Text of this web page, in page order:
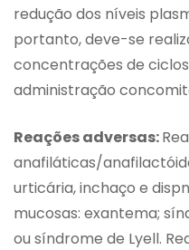
redução dos níveis
portanto, deve-se
concentrações de
administração
Reações adversas:
anafiláticas/
urticária, inchaço e
mucosas: exantema;
ou síndrome de Lyell.